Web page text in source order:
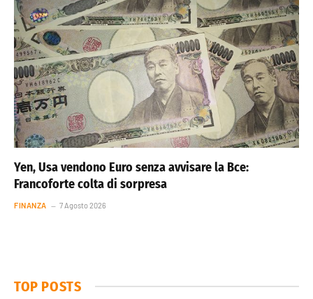
Yen, Usa vendono Euro senza avvisare la Bce:
Francoforte colta di sorpresa
FINANZA 7 Agosto 2026
TOP POSTS